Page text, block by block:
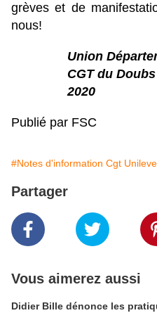
grèves et de
nous!
Union
CGT du
2020
Publié par FSC
#Notes d'information Cgt
Partager
Vous aimerez aussi
Didier Bille dénonce les